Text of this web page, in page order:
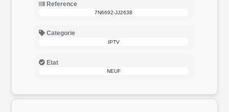
Reference
7N6692-JJ2638
Categorie
IPTV
Etat
NEUF